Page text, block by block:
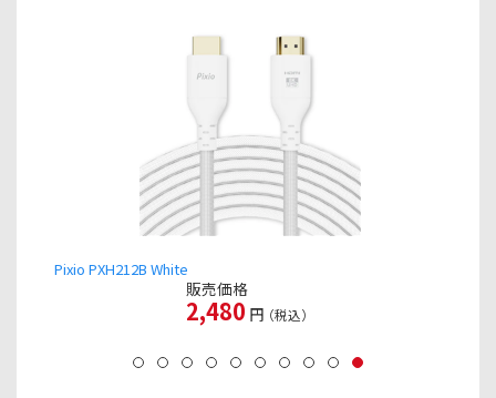
Pixio PXH212B White
販売価格
2,480 円（税込）